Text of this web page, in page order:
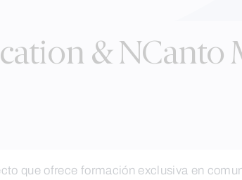
& NCanto
que ofrece formación exclusiva en